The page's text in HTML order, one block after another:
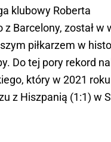
klubowy Roberta
Barcelony, został w
piłkarzem w
Do tej pory rekord
który w 2021
z Hiszpanią (1:1) w